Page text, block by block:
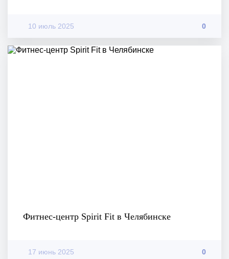
10 июль 2025 0
Фитнес-центр Spirit Fit в Челябинске
17 июнь 2025 0